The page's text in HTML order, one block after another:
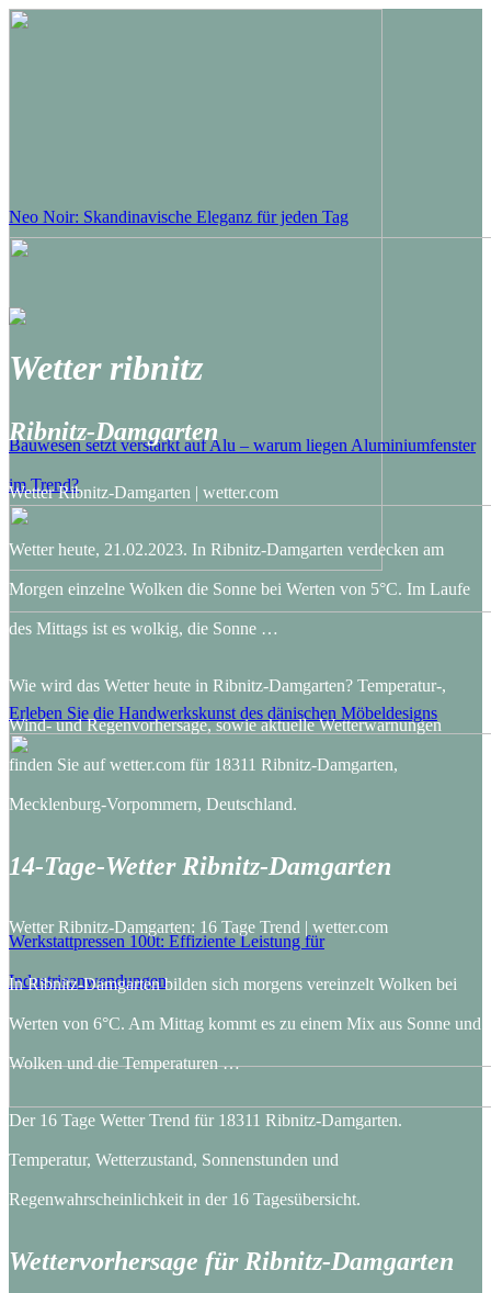
Neo Noir: Skandinavische Eleganz für jeden Tag
Bauwesen setzt verstärkt auf Alu – warum liegen Aluminiumfenster
im Trend?
Erleben Sie die Handwerkskunst des dänischen Möbeldesigns
Werkstattpressen 100t: Effiziente Leistung für
Industrieanwendungen
Wetter ribnitz
Ribnitz-Damgarten
Wetter Ribnitz-Damgarten | wetter.com
Wetter heute, 21.02.2023. In Ribnitz-Damgarten verdecken am
Morgen einzelne Wolken die Sonne bei Werten von 5°C. Im Laufe
des Mittags ist es wolkig, die Sonne …
Wie wird das Wetter heute in Ribnitz-Damgarten? Temperatur-,
Wind- und Regenvorhersage, sowie aktuelle Wetterwarnungen
finden Sie auf wetter.com für 18311 Ribnitz-Damgarten,
Mecklenburg-Vorpommern, Deutschland.
14-Tage-Wetter Ribnitz-Damgarten
Wetter Ribnitz-Damgarten: 16 Tage Trend | wetter.com
In Ribnitz-Damgarten bilden sich morgens vereinzelt Wolken bei
Werten von 6°C. Am Mittag kommt es zu einem Mix aus Sonne und
Wolken und die Temperaturen …
Der 16 Tage Wetter Trend für 18311 Ribnitz-Damgarten.
Temperatur, Wetterzustand, Sonnenstunden und
Regenwahrscheinlichkeit in der 16 Tagesübersicht.
Wettervorhersage für Ribnitz-Damgarten